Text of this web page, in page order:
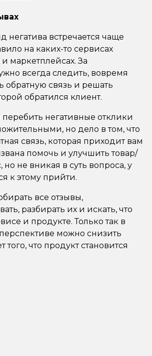
негатива встречается чаще
на каких-то сервисах
и маркетплейсах. За
всегда следить, вовремя
обратную связь и решать
обратился клиент.
перебить негативные отклики
но дело в том, что
связь, которая приходит вам
помочь и улучшить товар/
но не вникая в суть вопроса, у
к этому прийти.
все отзывы,
разбирать их и искать, что
и продукте. Только так в
можно снизить
того, что продукт становится